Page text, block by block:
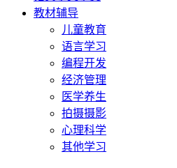
教材辅导
儿童教育
语言学习
编程开发
经济管理
医学养生
拍摄摄影
心理科学
其他学习